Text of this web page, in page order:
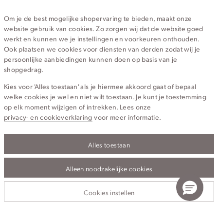
Van maandag t/m vrijdag van 8.30 uur tot 18.00 uur.
Service
Wij zijn Cotton Club
Topcategorieën voor jou
Privacy- en cookieverklaringAlgemene Voorwaarden
Om je de best mogelijke shopervaring te bieden, maakt onze
website gebruik van cookies. Zo zorgen wij dat de website goed
werkt en kunnen we je instellingen en voorkeuren onthouden.
Ook plaatsen we cookies voor diensten van derden zodat wij je
persoonlijke aanbiedingen kunnen doen op basis van je
shopgedrag.
Kies voor 'Alles toestaan' als je hiermee akkoord gaat of bepaal
welke cookies je wel en niet wilt toestaan. Je kunt je toestemming
op elk moment wijzigen of intrekken. Lees onze
privacy- en cookieverklaring voor meer informatie.
Alles toestaan
Alleen noodzakelijke cookies
Cookies instellen